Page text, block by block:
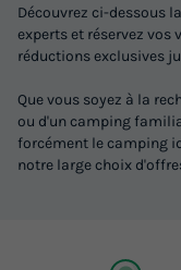
Découvrez ci-dessous
experts et réservez vos
réductions exclusives
Que vous soyez à la
ou d'un camping
forcément le camping
notre large choix